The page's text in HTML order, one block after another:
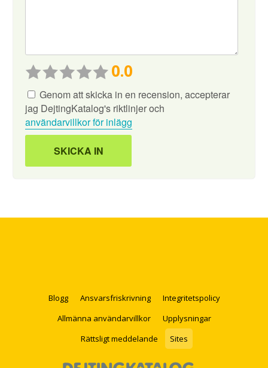
0.0
Genom att skicka in en recension, accepterar
jag DejtingKatalog's riktlinjer och
användarvillkor för inlägg
Blogg Ansvarsfriskrivning
Integritetspolicy
Allmänna användarvillkor
Upplysningar
Rättsligt meddelande
Sites